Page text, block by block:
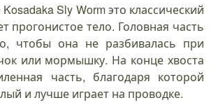
Sly Worm это классический
прогонистое тело. Головная часть
чтобы она не разбивалась при
или мормышку. На конце хвоста
часть, благодаря которой
и лучше играет на проводке.